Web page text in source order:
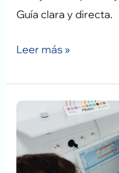
Guía clara y directa.
Leer más »
¿Cuánto
cuesta
una
página